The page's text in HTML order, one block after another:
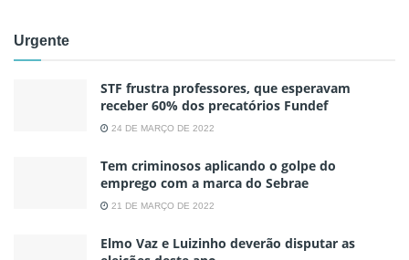
Urgente
STF frustra professores, que esperavam
receber 60% dos precatórios Fundef
24 DE MARÇO DE 2022
Tem criminosos aplicando o golpe do
emprego com a marca do Sebrae
21 DE MARÇO DE 2022
Elmo Vaz e Luizinho deverão disputar as